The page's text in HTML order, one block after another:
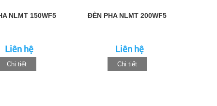
NLMT 150WF5
Liên hệ
Chi tiết
ĐÈN PHA NLMT 200WF5
Liên hệ
Chi tiết